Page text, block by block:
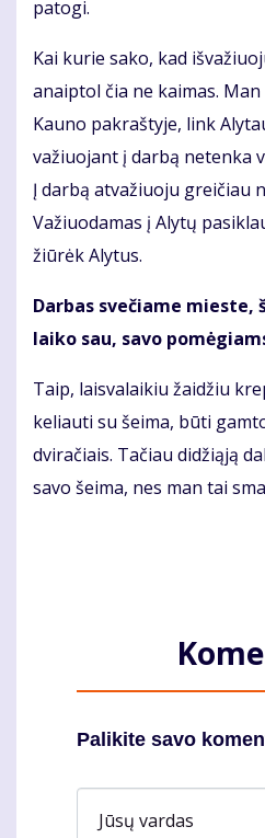
patogi.
Kai kurie sako, kad
anaiptol čia ne kaimas.
Kauno pakraštyje, link
važiuojant į darbą netenka
Į darbą atvažiuoju greičiau
Važiuodamas į Alytų
žiūrėk Alytus.
Darbas svečiame mieste,
laiko sau, savo
Taip, laisvalaikiu žaidžiu
keliauti su šeima, būti
dviračiais. Tačiau didžiąją
savo šeima, nes man tai
Palikite savo
Jūsų vardas